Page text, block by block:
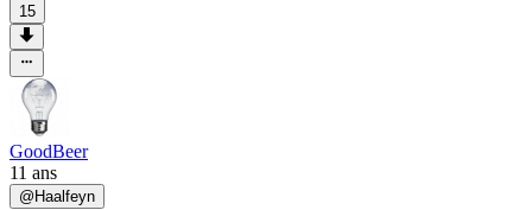
15
GoodBeer
11 ans
@Haalfeyn